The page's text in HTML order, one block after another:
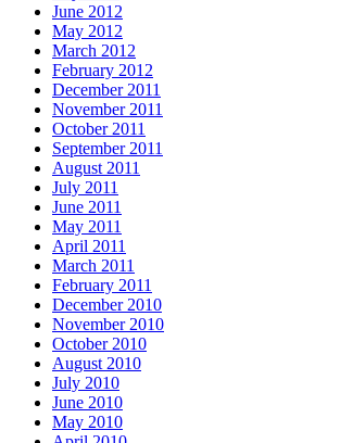
June 2012
May 2012
March 2012
February 2012
December 2011
November 2011
October 2011
September 2011
August 2011
July 2011
June 2011
May 2011
April 2011
March 2011
February 2011
December 2010
November 2010
October 2010
August 2010
July 2010
June 2010
May 2010